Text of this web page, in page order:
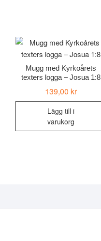
Mugg med Kyrkoårets
texters logga – Josua 1:8
139,00 kr
Lägg till i
varukorg